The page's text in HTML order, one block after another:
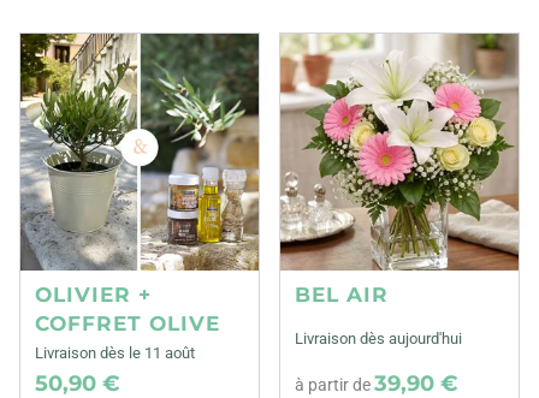
OLIVIER +
COFFRET OLIVE
Livraison dès le 11 août
50,90 €
BEL AIR
Livraison dès aujourd'hui
à partir de39,90 €